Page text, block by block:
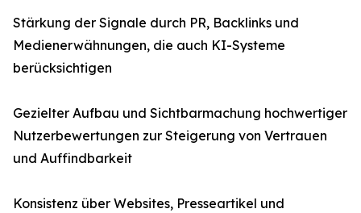
Stärkung der Signale durch PR, Backlinks und
Medienerwähnungen, die auch KI-Systeme
berücksichtigen
Gezielter Aufbau und Sichtbarmachung hochwertiger
Nutzerbewertungen zur Steigerung von Vertrauen
und Auffindbarkeit
Konsistenz über Websites, Presseartikel und